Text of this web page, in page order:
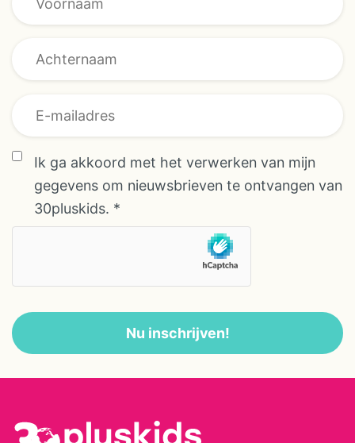
* * *Ik ga akkoord met het verwerken van mijn
gegevens om nieuwsbrieven te ontvangen van
30pluskids. *
Nu inschrijven!